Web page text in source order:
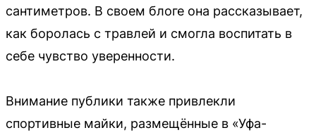
сантиметров. В своем блоге она рассказывает,
как боролась с травлей и смогла воспитать в
себе чувство уверенности.
Внимание публики также привлекли
спортивные майки, размещённые в «Уфа-